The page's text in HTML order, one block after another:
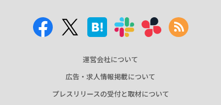
運営会社について
広告・求人情報掲載について
プレスリリースの受付と取材について